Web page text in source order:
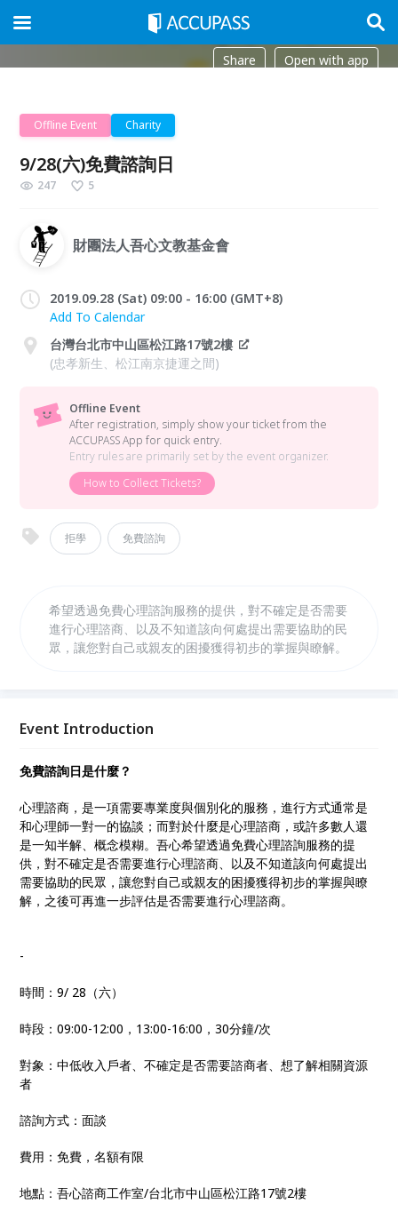
Share Open with app
Offline Event Charity
9/28(六)免費諮詢日
247 5
財團法人吾心文教基金會
2019.09.28 (Sat) 09:00 - 16:00 (GMT+8)
Add To Calendar
台灣台北市中山區松江路17號2樓
(忠孝新生、松江南京捷運之間)
Offline Event
After registration, simply show your ticket from the
ACCUPASS App for quick entry.
Entry rules are primarily set by the event organizer.
How to Collect Tickets?
拒學 免費諮詢
希望透過免費心理諮詢服務的提供，對不確定是否需要
進行心理諮商、以及不知道該向何處提出需要協助的民
眾，讓您對自己或親友的困擾獲得初步的掌握與瞭解。
Event Introduction
免費諮詢日是什麼？
心理諮商，是一項需要專業度與個別化的服務，進行方式通常是
和心理師一對一的協談；而對於什麼是心理諮商，或許多數人還
是一知半解、概念模糊。吾心希望透過免費心理諮詢服務的提
供，對不確定是否需要進行心理諮商、以及不知道該向何處提出
需要協助的民眾，讓您對自己或親友的困擾獲得初步的掌握與瞭
解，之後可再進一步評估是否需要進行心理諮商。
-
時間：9/ 28（六）
時段：09:00-12:00，13:00-16:00，30分鐘/次
對象：中低收入戶者、不確定是否需要諮商者、想了解相關資源
者
諮詢方式：面談
費用：免費，名額有限
地點：吾心諮商工作室/台北市中山區松江路17號2樓